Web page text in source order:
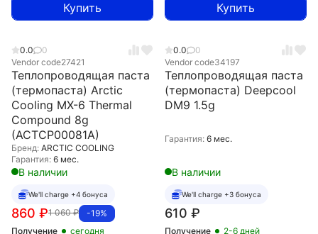
Купить Купить
0.0
0
Vendor code27421
Теплопроводящая паста
(термопаста) Arctic
Cooling MX-6 Thermal
Compound 8g
(ACTCP00081A)
Бренд: ARCTIC COOLING
Гарантия: 6 мес.
В наличии
We'll charge +4 бонуса
-19%
1 060₽
860 ₽
Получение сегодня
0.0
0
Vendor code34197
Теплопроводящая паста
(термопаста) Deepcool
DM9 1.5g
Гарантия: 6 мес.
В наличии
We'll charge +3 бонуса
610 ₽
Получение 2-6 дней